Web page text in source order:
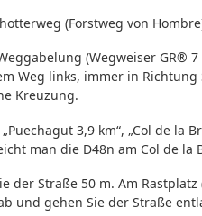
(Forstweg von
(Wegweiser GR® 7
Weg links, immer in Richtung
Kreuzung.
3,9 km“, „Col de la
man die D48n am Col de la
der Straße 50 m. Am
und gehen Sie der Straße